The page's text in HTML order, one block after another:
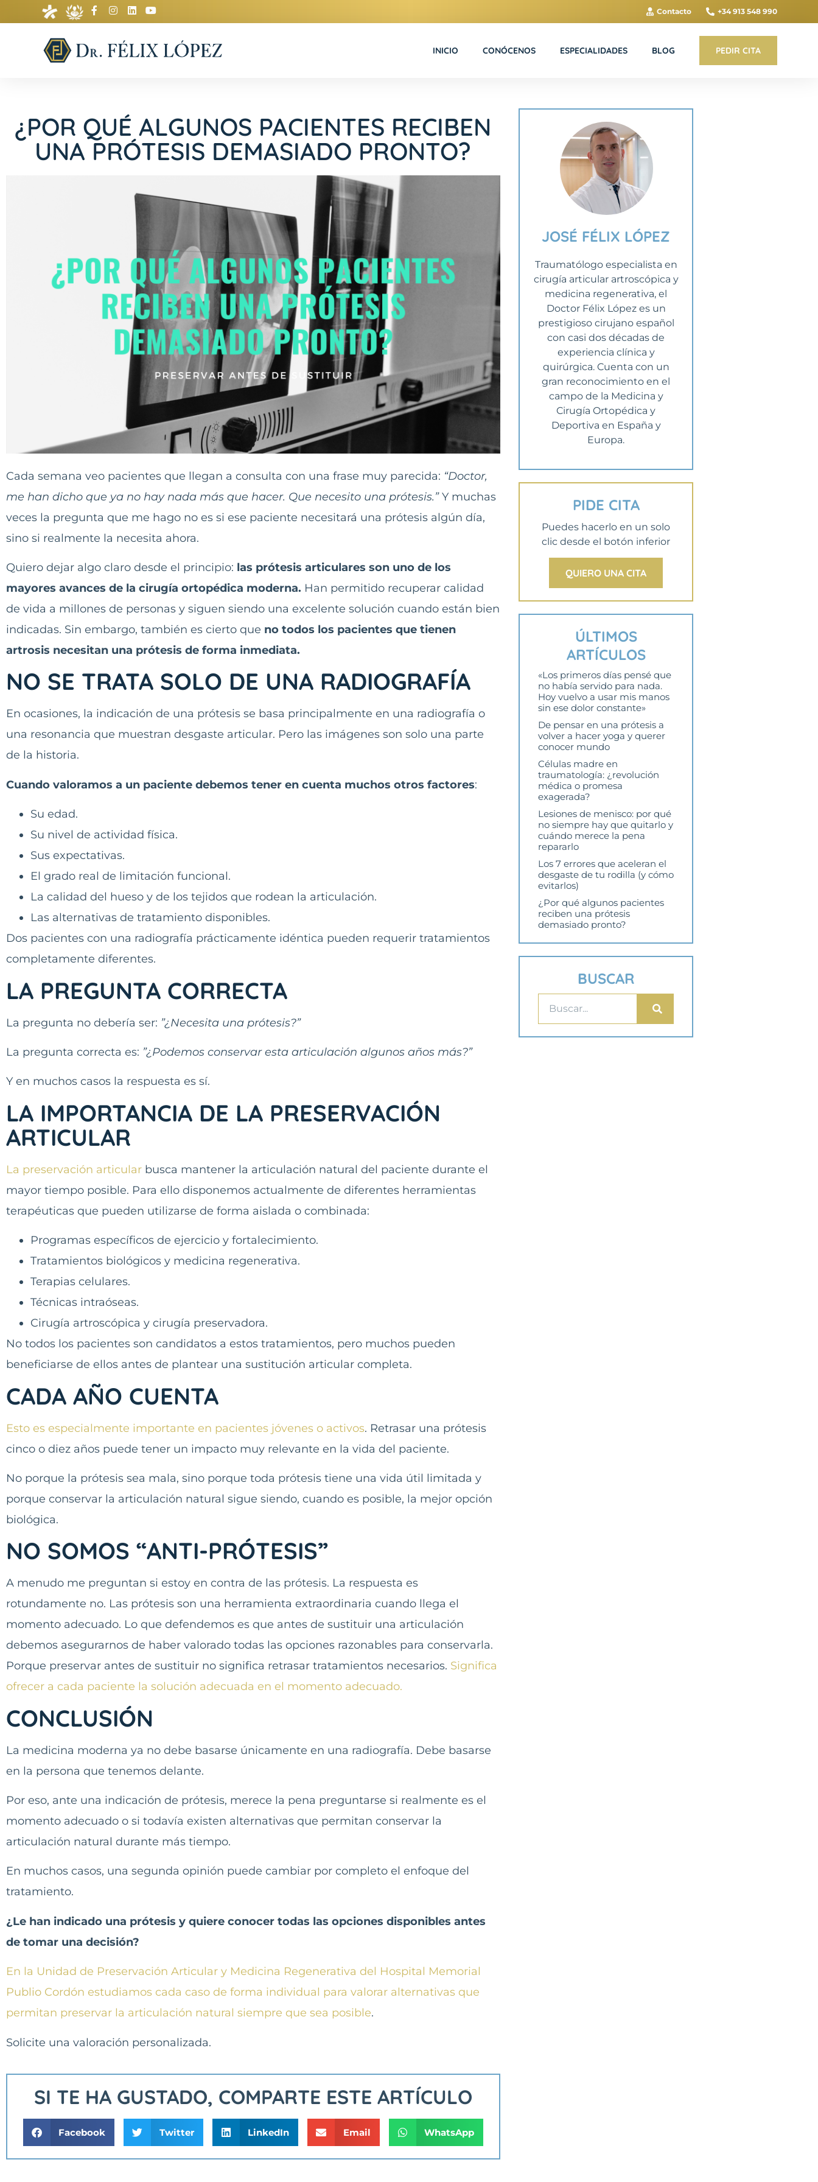
Contacto +34 913 548 990
INICIO CONÓCENOS ESPECIALIDADES BLOG PEDIR CITA
¿POR QUÉ ALGUNOS PACIENTES RECIBEN
UNA PRÓTESIS DEMASIADO PRONTO?
Cada semana veo pacientes que llegan a consulta con una frase muy parecida: “Doctor,
me han dicho que ya no hay nada más que hacer. Que necesito una prótesis.”Y muchas
veces la pregunta que me hago no es si ese paciente necesitará una prótesis algún día,
sino si realmente la necesita ahora.
Quiero dejar algo claro desde el principio: las prótesis articulares son uno de los
mayores avances de la cirugía ortopédica moderna. Han permitido recuperar calidad
de vida a millones de personas y siguen siendo una excelente solución cuando están bien
indicadas. Sin embargo, también es cierto que no todos los pacientes que tienen
artrosis necesitan una prótesis de forma inmediata.
NO SE TRATA SOLO DE UNA RADIOGRAFÍA
En ocasiones, la indicación de una prótesis se basa principalmente en una radiografía o
una resonancia que muestran desgaste articular. Pero las imágenes son solo una parte
de la historia.
Cuando valoramos a un paciente debemos tener en cuenta muchos otros factores:
Su edad.
Su nivel de actividad física.
Sus expectativas.
El grado real de limitación funcional.
La calidad del hueso y de los tejidos que rodean la articulación.
Las alternativas de tratamiento disponibles.
Dos pacientes con una radiografía prácticamente idéntica pueden requerir tratamientos
completamente diferentes.
LA PREGUNTA CORRECTA
La pregunta no debería ser: ”¿Necesita una prótesis?”
La pregunta correcta es: ”¿Podemos conservar esta articulación algunos años más?”
Y en muchos casos la respuesta es sí.
LA IMPORTANCIA DE LA PRESERVACIÓN
ARTICULAR
La preservación articular busca mantener la articulación natural del paciente durante el
mayor tiempo posible. Para ello disponemos actualmente de diferentes herramientas
terapéuticas que pueden utilizarse de forma aislada o combinada:
Programas específicos de ejercicio y fortalecimiento.
Tratamientos biológicos y medicina regenerativa.
Terapias celulares.
Técnicas intraóseas.
Cirugía artroscópica y cirugía preservadora.
No todos los pacientes son candidatos a estos tratamientos, pero muchos pueden
beneficiarse de ellos antes de plantear una sustitución articular completa.
CADA AÑO CUENTA
Esto es especialmente importante en pacientes jóvenes o activos. Retrasar una prótesis
cinco o diez años puede tener un impacto muy relevante en la vida del paciente.
No porque la prótesis sea mala, sino porque toda prótesis tiene una vida útil limitada y
porque conservar la articulación natural sigue siendo, cuando es posible, la mejor opción
biológica.
NO SOMOS “ANTI-PRÓTESIS”
A menudo me preguntan si estoy en contra de las prótesis. La respuesta es
rotundamente no. Las prótesis son una herramienta extraordinaria cuando llega el
momento adecuado. Lo que defendemos es que antes de sustituir una articulación
debemos asegurarnos de haber valorado todas las opciones razonables para conservarla.
Porque preservar antes de sustituir no significa retrasar tratamientos necesarios. Significa
ofrecer a cada paciente la solución adecuada en el momento adecuado.
CONCLUSIÓN
La medicina moderna ya no debe basarse únicamente en una radiografía. Debe basarse
en la persona que tenemos delante.
Por eso, ante una indicación de prótesis, merece la pena preguntarse si realmente es el
momento adecuado o si todavía existen alternativas que permitan conservar la
articulación natural durante más tiempo.
En muchos casos, una segunda opinión puede cambiar por completo el enfoque del
tratamiento.
¿Le han indicado una prótesis y quiere conocer todas las opciones disponibles antes
de tomar una decisión?
En la Unidad de Preservación Articular y Medicina Regenerativa del Hospital Memorial
Publio Cordón estudiamos cada caso de forma individual para valorar alternativas que
permitan preservar la articulación natural siempre que sea posible.
Solicite una valoración personalizada.
SI TE HA GUSTADO, COMPARTE ESTE ARTÍCULO
Facebook Twitter LinkedIn Email WhatsApp
JOSÉ FÉLIX LÓPEZ
Traumatólogo especialista en
cirugía articular artroscópica y
medicina regenerativa, el
Doctor Félix López es un
prestigioso cirujano español
con casi dos décadas de
experiencia clínica y
quirúrgica. Cuenta con un
gran reconocimiento en el
campo de la Medicina y
Cirugía Ortopédica y
Deportiva en España y
Europa.
PIDE CITA
Puedes hacerlo en un solo
clic desde el botón inferior
QUIERO UNA CITA
ÚLTIMOS
ARTÍCULOS
«Los primeros días pensé que
no había servido para nada.
Hoy vuelvo a usar mis manos
sin ese dolor constante»
De pensar en una prótesis a
volver a hacer yoga y querer
conocer mundo
Células madre en
traumatología: ¿revolución
médica o promesa
exagerada?
Lesiones de menisco: por qué
no siempre hay que quitarlo y
cuándo merece la pena
repararlo
Los 7 errores que aceleran el
desgaste de tu rodilla (y cómo
evitarlos)
¿Por qué algunos pacientes
reciben una prótesis
demasiado pronto?
BUSCAR